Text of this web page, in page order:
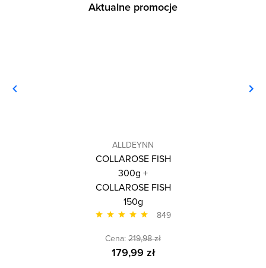
Aktualne promocje
ALLDEYNN
COLLAROSE FISH
300g +
COLLAROSE FISH
150g
849
Cena: 219,98 zł
179,99 zł